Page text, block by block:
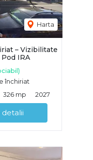
Harta
– Vizibilitate
IRA
închiriat
326 mp 2027